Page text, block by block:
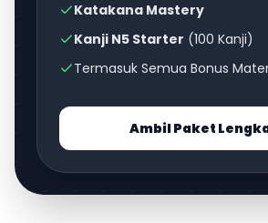
Katakana Mastery
Kanji N5 Starter (100 Kanji)
Termasuk Semua Bonus
Ambil Paket